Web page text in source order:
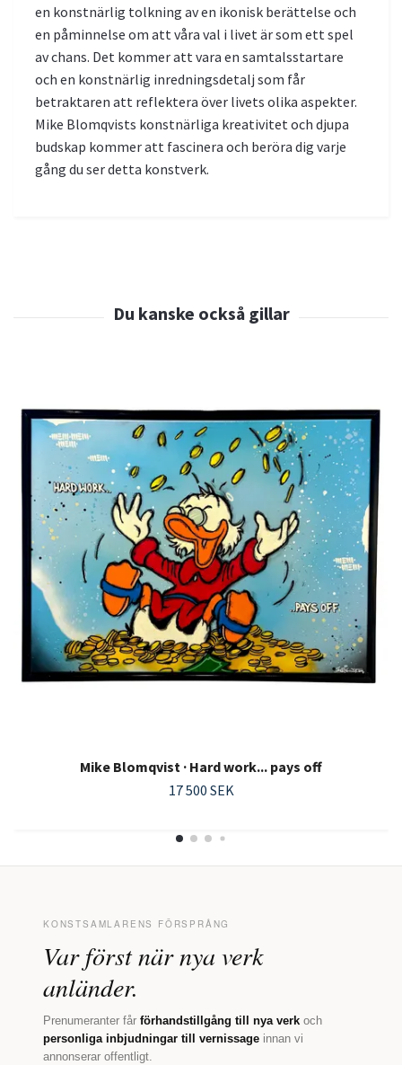
en konstnärlig tolkning av en ikonisk berättelse och
en påminnelse om att våra val i livet är som ett spel
av chans. Det kommer att vara en samtalsstartare
och en konstnärlig inredningsdetalj som får
betraktaren att reflektera över livets olika aspekter.
Mike Blomqvists konstnärliga kreativitet och djupa
budskap kommer att fascinera och beröra dig varje
gång du ser detta konstverk.
Mike Blomqvist · Hard work... pays off
17 500 SEK
KONSTSAMLARENS FÖRSPRÅNG
Var först när nya verk
anländer.
Prenumeranter får förhandstillgång till nya verk och
personliga inbjudningar till vernissage innan vi
annonserar offentligt.